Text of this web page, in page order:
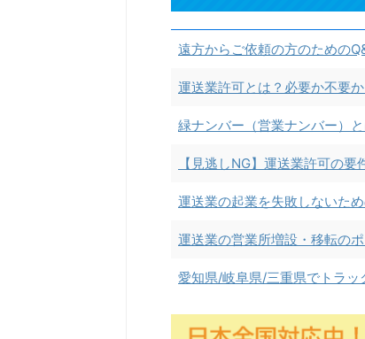
遠方からご依頼の方のための
運送業許可とは？必要か不要
緑ナンバー（営業ナンバー）
【見逃しNG】運送業許可の
運送業の起業を失敗しないた
運送業の営業所増設・移転の
愛知県/岐阜県/三重県でトラ